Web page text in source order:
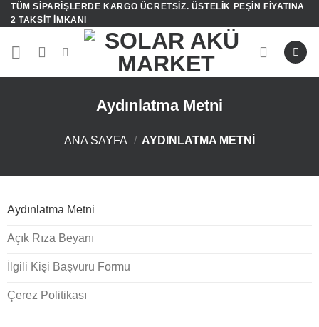
İçeriğe
atla
TÜM SIPARIŞLERDE KARGO ÜCRETSIZ. ÜSTELIK PEŞIN FIYATINA
2 TAKSIT IMKANI
Aydınlatma Metni
ANA SAYFA / AYDINLATMA METNI
Aydınlatma Metni
Açık Rıza Beyanı
İlgili Kişi Başvuru Formu
Çerez Politikası